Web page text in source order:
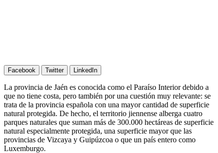
Facebook Twitter LinkedIn
La provincia de Jaén es conocida como el Paraíso Interior debido a
que no tiene costa, pero también por una cuestión muy relevante: se
trata de la provincia española con una mayor cantidad de superficie
natural protegida. De hecho, el territorio jiennense alberga cuatro
parques naturales que suman más de 300.000 hectáreas de superficie
natural especialmente protegida, una superficie mayor que las
provincias de Vizcaya y Guipúzcoa o que un país entero como
Luxemburgo.